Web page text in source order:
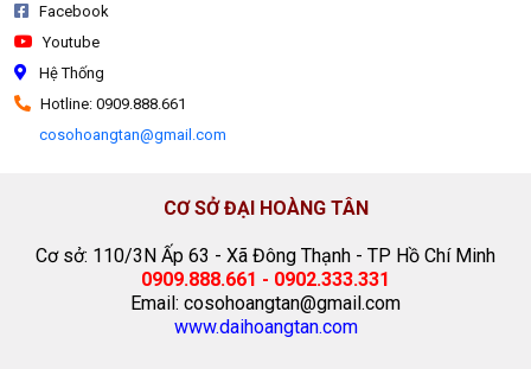
thay bạt mái che
Facebook
Youtube
Hệ Thống
Hotline: 0909.888.661
cosohoangtan@gmail.com
CƠ SỞ ĐẠI HOÀNG TÂN
Cơ sở: 110/3N Ấp 63 - Xã Đông Thạnh - TP Hồ Chí Minh
0909.888.661 - 0902.333.331
Email: cosohoangtan@gmail.com
www.daihoangtan.com